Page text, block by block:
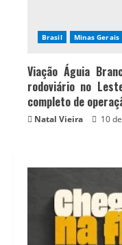
Brasil Minas Gerais
Viação Águia
rodoviário no
completo de
Natal Vieira 10